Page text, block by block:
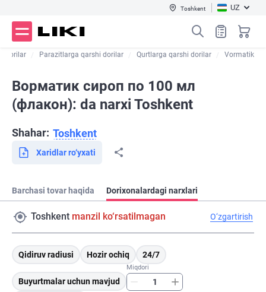
Toshkent UZ
dorilar Parazitlarga qarshi dorilar Qurtlarga qarshi dorilar Vormatik
Ворматик сироп по 100 мл
(флакон): da narxi Toshkent
Shahar: Toshkent
Xaridlar ro‘yxati
Barchasi tovar haqida Dorixonalardagi narxlari
Toshkent manzil ko‘rsatilmagan O‘zgartirish
Qidiruv radiusi Hozir ochiq 24/7
Buyurtmalar uchun mavjud
Miqdori